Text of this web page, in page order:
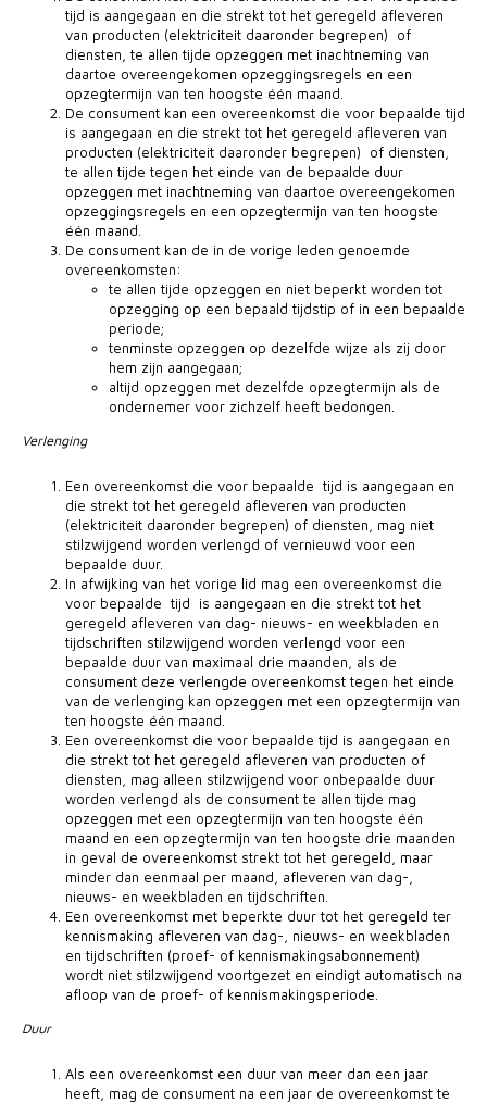
tijd is aangegaan en die strekt tot het geregeld afleveren
van producten (elektriciteit daaronder begrepen) of
diensten, te allen tijde opzeggen met inachtneming van
daartoe overeengekomen opzeggingsregels en een
opzegtermijn van ten hoogste één maand.
De consument kan een overeenkomst die voor bepaalde tijd
is aangegaan en die strekt tot het geregeld afleveren van
producten (elektriciteit daaronder begrepen) of diensten,
te allen tijde tegen het einde van de bepaalde duur
opzeggen met inachtneming van daartoe overeengekomen
opzeggingsregels en een opzegtermijn van ten hoogste
één maand.
De consument kan de in de vorige leden genoemde
overeenkomsten:
te allen tijde opzeggen en niet beperkt worden tot
opzegging op een bepaald tijdstip of in een bepaalde
periode;
tenminste opzeggen op dezelfde wijze als zij door
hem zijn aangegaan;
altijd opzeggen met dezelfde opzegtermijn als de
ondernemer voor zichzelf heeft bedongen.
Verlenging
Een overeenkomst die voor bepaalde tijd is aangegaan en
die strekt tot het geregeld afleveren van producten
(elektriciteit daaronder begrepen) of diensten, mag niet
stilzwijgend worden verlengd of vernieuwd voor een
bepaalde duur.
In afwijking van het vorige lid mag een overeenkomst die
voor bepaalde tijd is aangegaan en die strekt tot het
geregeld afleveren van dag- nieuws- en weekbladen en
tijdschriften stilzwijgend worden verlengd voor een
bepaalde duur van maximaal drie maanden, als de
consument deze verlengde overeenkomst tegen het einde
van de verlenging kan opzeggen met een opzegtermijn van
ten hoogste één maand.
Een overeenkomst die voor bepaalde tijd is aangegaan en
die strekt tot het geregeld afleveren van producten of
diensten, mag alleen stilzwijgend voor onbepaalde duur
worden verlengd als de consument te allen tijde mag
opzeggen met een opzegtermijn van ten hoogste één
maand en een opzegtermijn van ten hoogste drie maanden
in geval de overeenkomst strekt tot het geregeld, maar
minder dan eenmaal per maand, afleveren van dag-,
nieuws- en weekbladen en tijdschriften.
Een overeenkomst met beperkte duur tot het geregeld ter
kennismaking afleveren van dag-, nieuws- en weekbladen
en tijdschriften (proef- of kennismakingsabonnement)
wordt niet stilzwijgend voortgezet en eindigt automatisch na
afloop van de proef- of kennismakingsperiode.
Duur
Als een overeenkomst een duur van meer dan een jaar
heeft, mag de consument na een jaar de overeenkomst te